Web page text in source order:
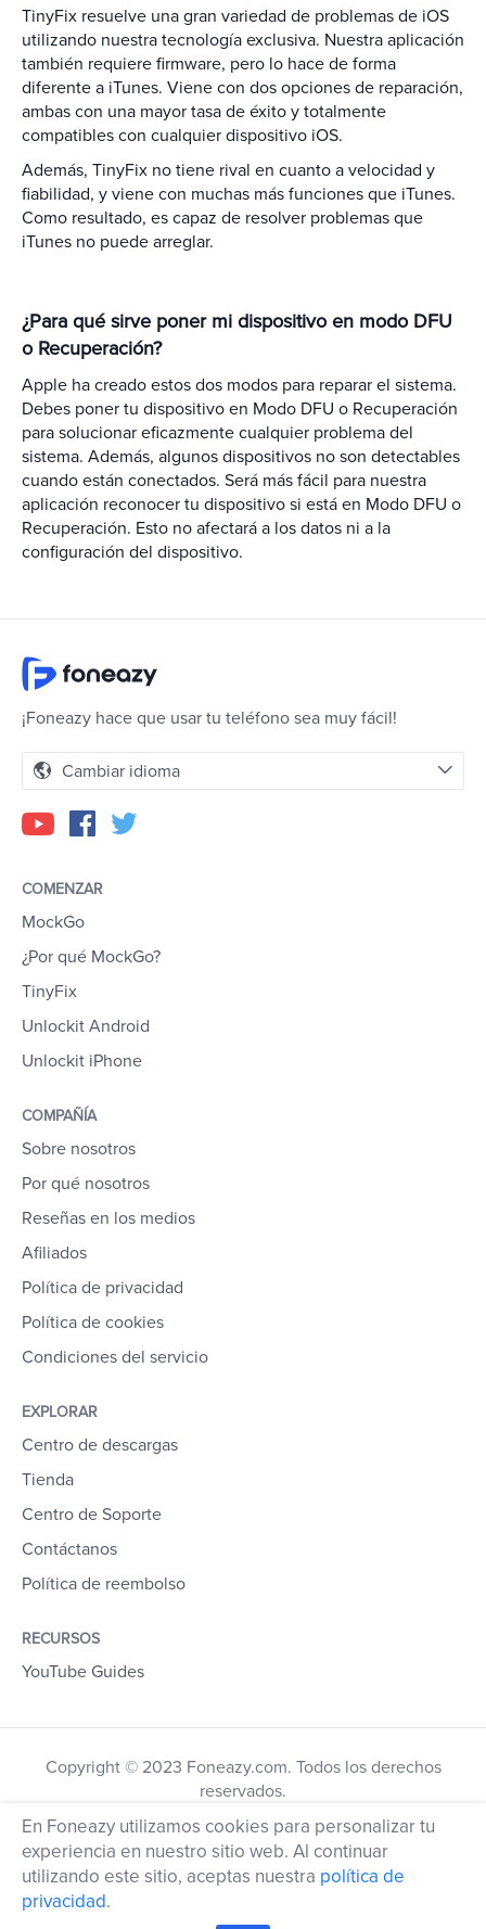
TinyFix resuelve una gran variedad de problemas de iOS
utilizando nuestra tecnología exclusiva. Nuestra aplicación
también requiere firmware, pero lo hace de forma
diferente a iTunes. Viene con dos opciones de reparación,
ambas con una mayor tasa de éxito y totalmente
compatibles con cualquier dispositivo iOS.
Además, TinyFix no tiene rival en cuanto a velocidad y
fiabilidad, y viene con muchas más funciones que iTunes.
Como resultado, es capaz de resolver problemas que
iTunes no puede arreglar.
¿Para qué sirve poner mi dispositivo en modo DFU
o Recuperación?
Apple ha creado estos dos modos para reparar el sistema.
Debes poner tu dispositivo en Modo DFU o Recuperación
para solucionar eficazmente cualquier problema del
sistema. Además, algunos dispositivos no son detectables
cuando están conectados. Será más fácil para nuestra
aplicación reconocer tu dispositivo si está en Modo DFU o
Recuperación. Esto no afectará a los datos ni a la
configuración del dispositivo.
¡Foneazy hace que usar tu teléfono sea muy fácil!
Cambiar idioma
COMENZAR
MockGo
¿Por qué MockGo?
TinyFix
Unlockit Android
Unlockit iPhone
COMPAÑÍA
Sobre nosotros
Por qué nosotros
Reseñas en los medios
Afiliados
Política de privacidad
Política de cookies
Condiciones del servicio
EXPLORAR
Centro de descargas
Tienda
Centro de Soporte
Contáctanos
Política de reembolso
RECURSOS
YouTube Guides
Copyright © 2023 Foneazy.com. Todos los derechos
reservados.
En Foneazy utilizamos cookies para personalizar tu
experiencia en nuestro sitio web. Al continuar
utilizando este sitio, aceptas nuestra política de
privacidad.